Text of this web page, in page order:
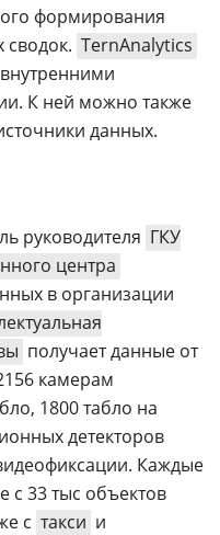
формирования
сводок. TernAnalytics
К ней можно также
данных.
руководителя ГКУ
центра
в организации
получает данные от
камерам
1800 табло на
детекторов
Каждые
с 33 тыс объектов
с такси и